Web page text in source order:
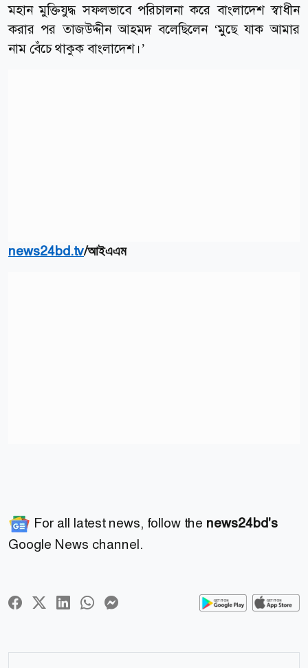
মহান মুক্তিযুদ্ধ সফলভাবে পরিচালনা করে বাংলাদেশ স্বাধীন
করার পর তাজউদ্দীন আহমদ বলেছিলেন ‘মুছে যাক আমার
নাম বেঁচে থাকুক বাংলাদেশ।’
news24bd.tv/আইএএম
For all latest news, follow the news24bd's
Google News channel.